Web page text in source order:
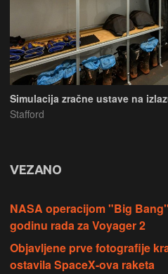
Simulacija zračne ustave na
Stafford
VEZANO
NASA operacijom "Big
godinu rada za Voyager 2
Objavljene prve fotografije
ostavila SpaceX-ova raketa